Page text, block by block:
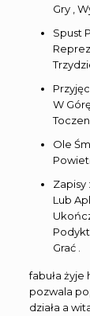
Gry ,
Spust
W
Ole
Zapisy
Lub
Grać .
fabuła
pozwala
działa a